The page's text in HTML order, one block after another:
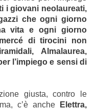
i giovani neolaureati,
che ogni giorno
vita e ogni giorno
di tirocini non
Almalaurea,
l’impiego e sensi di
giusta, contro le
c’è anche Elettra,